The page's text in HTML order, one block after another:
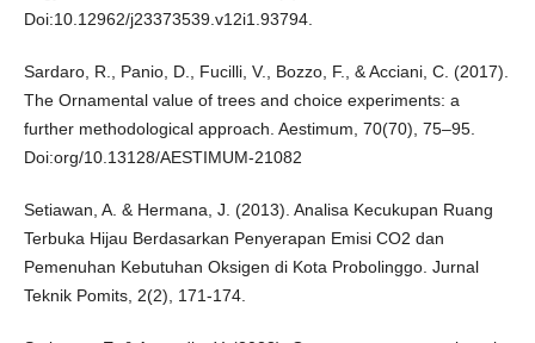
Doi:10.12962/j23373539.v12i1.93794.
Sardaro, R., Panio, D., Fucilli, V., Bozzo, F., & Acciani, C. (2017).
The Ornamental value of trees and choice experiments: a
further methodological approach. Aestimum, 70(70), 75–95.
Doi:org/10.13128/AESTIMUM-21082
Setiawan, A. & Hermana, J. (2013). Analisa Kecukupan Ruang
Terbuka Hijau Berdasarkan Penyerapan Emisi CO2 dan
Pemenuhan Kebutuhan Oksigen di Kota Probolinggo. Jurnal
Teknik Pomits, 2(2), 171-174.